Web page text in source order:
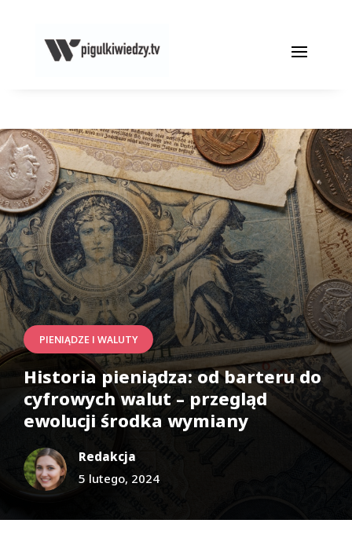
PIENIĄDZE I WALUTY
Historia pieniądza: od barteru do
cyfrowych walut – przegląd
ewolucji środka wymiany
Redakcja
5 lutego, 2024